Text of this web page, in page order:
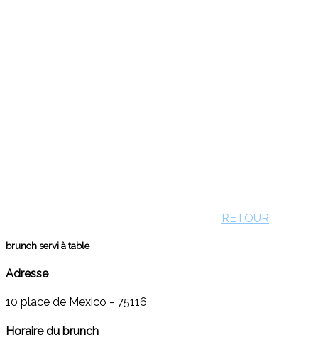
RETOUR
brunch servi à table
Adresse
10 place de Mexico - 75116
Horaire du brunch